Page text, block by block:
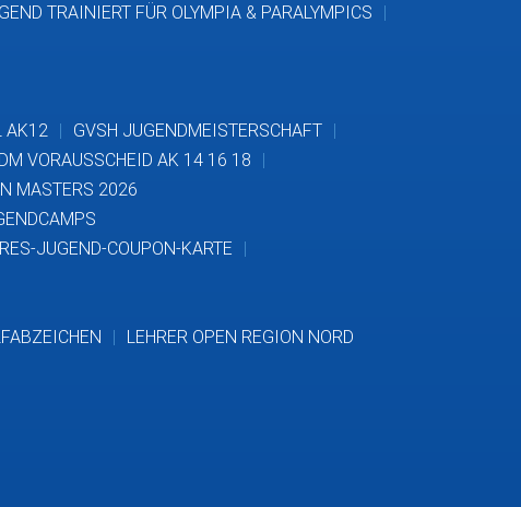
TRAINIERT FÜR OLYMPIA & PARALYMPICS
AK12
GVSH JUGENDMEISTERSCHAFT
DM VORAUSSCHEID AK 14 16 18
MASTERS 2026
JUGEND-COUPON-KARTE
LEHRER OPEN REGION NORD